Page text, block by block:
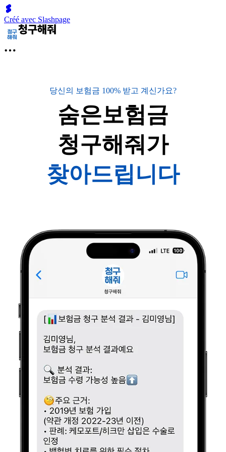
Créé avec Slashpage
당신의 보험금 100% 받고 계신가요?
숨은보험금
청구해줘가
찾아드립니다